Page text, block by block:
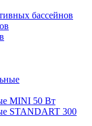
бассейнов
MINI 50 Вт
STANDART 300